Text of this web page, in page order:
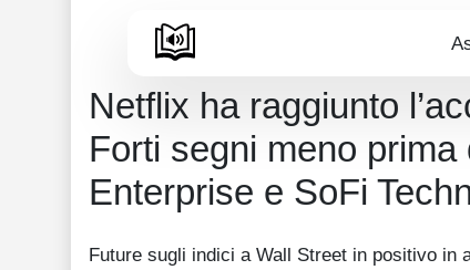
Netflix ha raggiunto
Forti segni meno prima
Enterprise e SoFi
Future sugli indici a Wall Street in positivo in